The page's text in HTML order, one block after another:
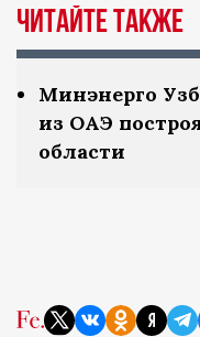
ЧИТАЙТЕ ТАКЖЕ
Минэнерго
из ОАЭ
области